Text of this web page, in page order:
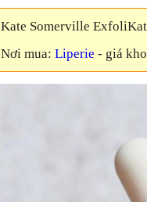
Kate Somerville
Nơi mua: Liperie - giá